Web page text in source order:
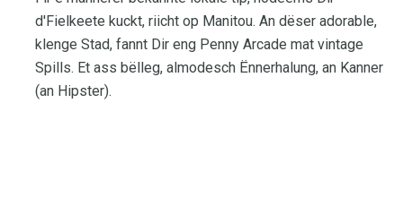
d'Fielkeete kuckt, riicht op Manitou. An dëser adorable,
klenge Stad, fannt Dir eng Penny Arcade mat vintage
Spills. Et ass bëlleg, almodesch Ënnerhalung, an Kanner
(an Hipster).